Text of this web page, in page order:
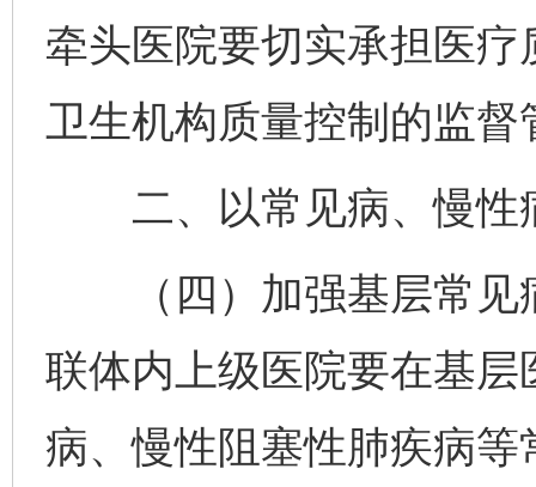
牵头医院要切实承担医
卫生机构质量控制的监督
二、以常见病、慢性
（四）加强基层常见
联体内上级医院要在基
病、慢性阻塞性肺疾病